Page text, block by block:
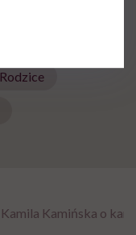
Rodzice
Kamila Kamińska o